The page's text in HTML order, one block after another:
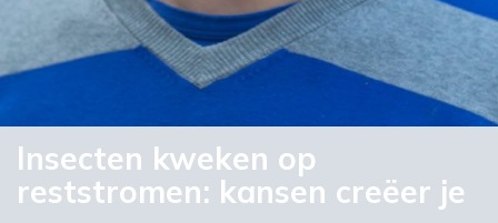
Insecten kweken op
reststromen: kansen creëer je